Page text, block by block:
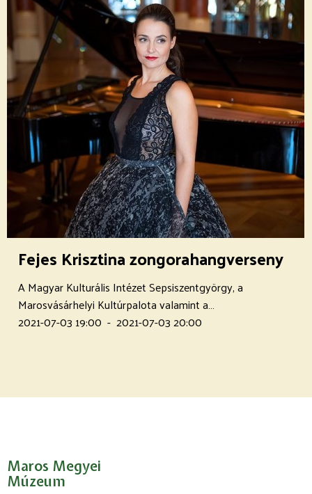
Fejes Krisztina zongorahangverseny
A Magyar Kulturális Intézet Sepsiszentgyörgy, a
Marosvásárhelyi Kultúrpalota valamint a…
2021-07-03 19:00 - 2021-07-03 20:00
Maros Megyei
Múzeum